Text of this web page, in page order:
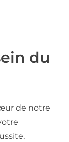
du
de notre